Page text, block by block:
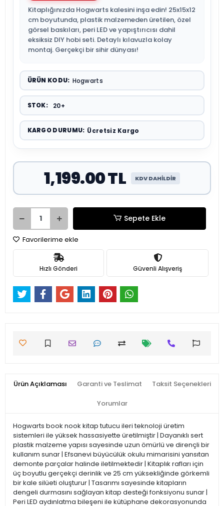
Kitaplığınızda Hogwarts kalesini inşa edin! 25x15x12
cm boyutunda, plastik malzemeden üretilen, özel
görsel baskıları, peri LED ve yapıştırıcısı dahil
eksiksiz DIY hobi seti. Detaylı kılavuzla kolay
montaj. Gerçekçi bir sihir dünyası!
ÜRÜN KODU: Hogwarts
STOK: 20+
KARGO DURUMU: Ücretsiz Kargo
1,199.00 TL KDV DAHİLDİR
Sepete Ekle
Favorilerime ekle
Hızlı Gönderi Güvenli Alışveriş
Ürün Açıklaması Garanti ve Teslimat Taksit Seçenekleri
Yorumlar
Hogwarts book nook kitap tutucu ileri teknoloji üretim
sistemleri ile yüksek hassasiyette üretilmiştir | Dayanıklı sert
plastik malzeme yapısı sayesinde uzun ömürlü ve dirençli bir
kullanım sunar | Efsanevi büyücülük okulu mimarisini yansıtan
demonte parçalar halinde iletilmektedir | Kitaplık rafları için
üç boyutlu gerçekçi derinlik ve 25 cm yüksekliğinde görkemli
bir kale silüeti oluşturur | Tasarımı sayesinde kitapların
dengeli durmasını sağlayan kitap desteği fonksiyonu sunar |
Peri LED aydınlatma bileşeni ile kütüphane dekorasyonunda